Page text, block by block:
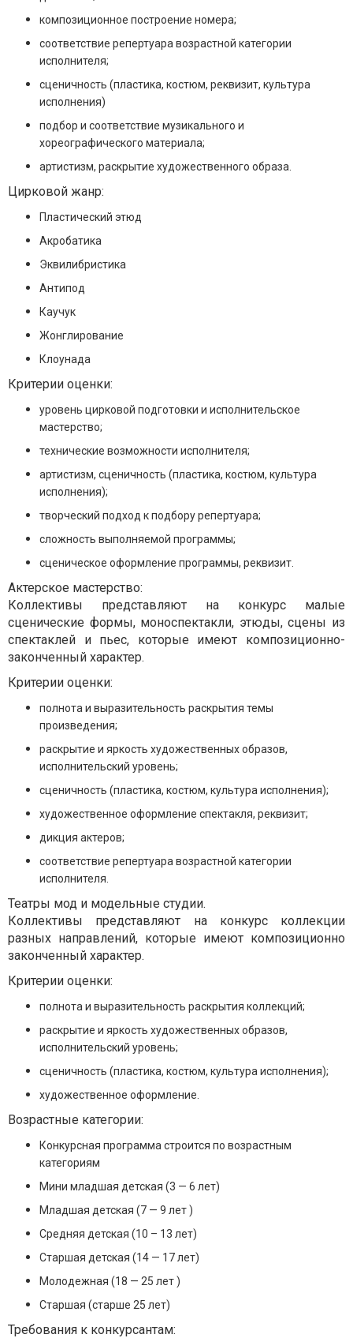
композиционное построение номера;
соответствие репертуара возрастной категории
исполнителя;
сценичность (пластика, костюм, реквизит, культура
исполнения)
подбор и соответствие музикального и
хореографического материала;
артистизм, раскрытие художественного образа.
Цирковой жанр:
Пластический этюд
Акробатика
Эквилибристика
Антипод
Каучук
Жонглирование
Клоунада
Критерии оценки:
уровень цирковой подготовки и исполнительское
мастерство;
технические возможности исполнителя;
артистизм, сценичность (пластика, костюм, культура
исполнения);
творческий подход к подбору репертуара;
сложность выполняемой программы;
сценическое оформление программы, реквизит.
Актерское мастерство:
Коллективы представляют на конкурс малые
сценические формы, моноспектакли, этюды, сцены из
спектаклей и пьес, которые имеют композиционно-
законченный характер.
Критерии оценки:
полнота и выразительность раскрытия темы
произведения;
раскрытие и яркость художественных образов,
исполнительский уровень;
сценичность (пластика, костюм, культура исполнения);
художественное оформление спектакля, реквизит;
дикция актеров;
соответствие репертуара возрастной категории
исполнителя.
Театры мод и модельные студии.
Коллективы представляют на конкурс коллекции
разных направлений, которые имеют композиционно
законченный характер.
Критерии оценки:
полнота и выразительность раскрытия коллекций;
раскрытие и яркость художественных образов,
исполнительский уровень;
сценичность (пластика, костюм, культура исполнения);
художественное оформление.
Возрастные категории:
Конкурсная программа строится по возрастным
категориям
Мини младшая детская (3 — 6 лет)
Младшая детская (7 — 9 лет )
Средняя детская (10 – 13 лет)
Старшая детская (14 — 17 лет)
Молодежная (18 — 25 лет )
Старшая (старше 25 лет)
Требования к конкурсантам: